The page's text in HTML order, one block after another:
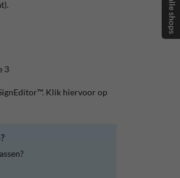
3
Klik hiervoor op
alle shops